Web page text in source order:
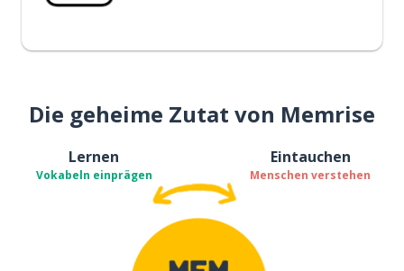
Die geheime Zutat von Memrise
Lernen
Vokabeln einprägen
Eintauchen
Menschen verstehen